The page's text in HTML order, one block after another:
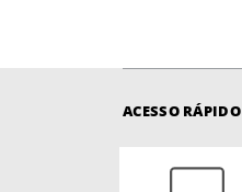
ACESSO RÁPIDO